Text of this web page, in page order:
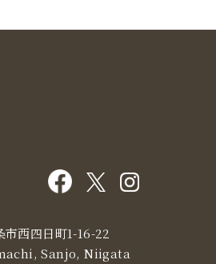
西四日町1-16-22
Sanjo, Niigata